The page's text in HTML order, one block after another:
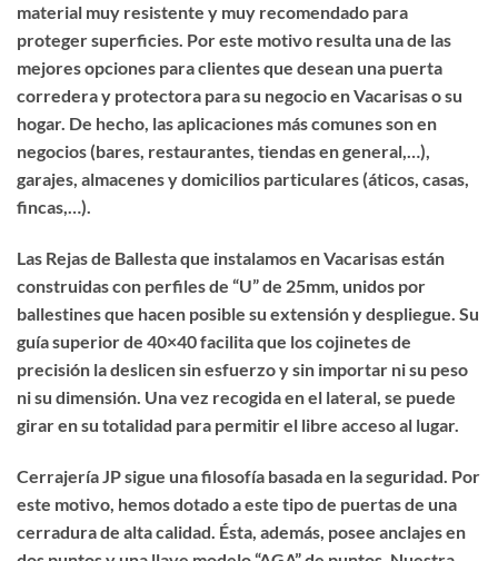
material muy resistente y muy recomendado para
proteger superficies. Por este motivo resulta una de las
mejores opciones para clientes que desean una puerta
corredera y protectora para su negocio en Vacarisas o su
hogar. De hecho, las aplicaciones más comunes son en
negocios (bares, restaurantes, tiendas en general,…),
garajes, almacenes y domicilios particulares (áticos, casas,
fincas,…).
Las Rejas de Ballesta que instalamos en Vacarisas están
construidas con perfiles de “U” de 25mm, unidos por
ballestines que hacen posible su extensión y despliegue. Su
guía superior de 40×40 facilita que los cojinetes de
precisión la deslicen sin esfuerzo y sin importar ni su peso
ni su dimensión. Una vez recogida en el lateral, se puede
girar en su totalidad para permitir el libre acceso al lugar.
Cerrajería JP sigue una filosofía basada en la seguridad. Por
este motivo, hemos dotado a este tipo de puertas de una
cerradura de alta calidad. Ésta, además, posee anclajes en